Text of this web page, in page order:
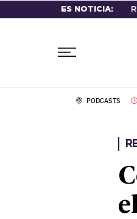
ES NOTICIA:
PODCASTS